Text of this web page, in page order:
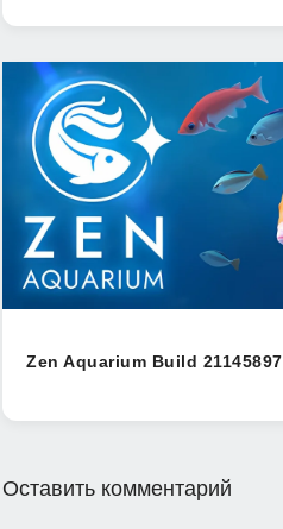
Zen Aquarium Build 21145897
Оставить комментарий